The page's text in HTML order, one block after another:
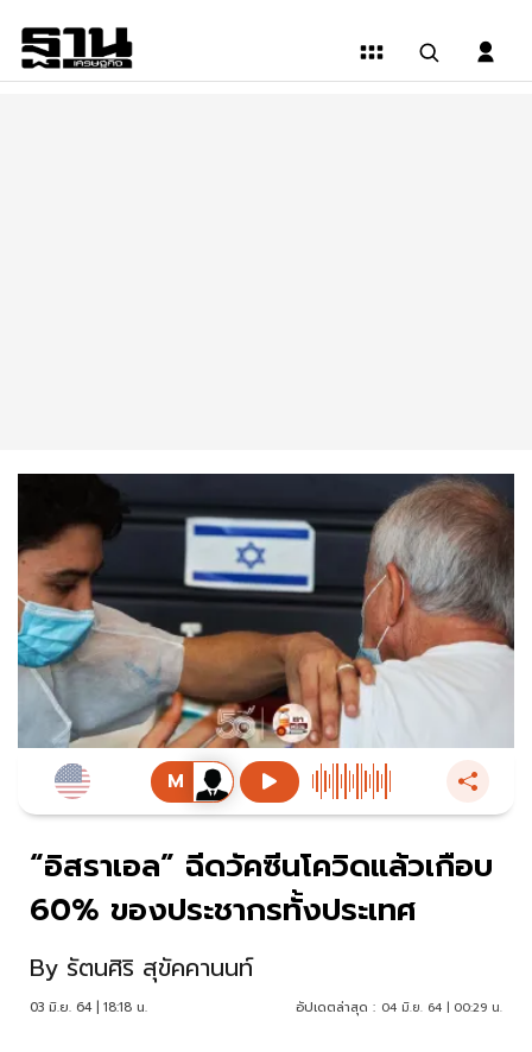
“อิสราเอล” ฉีดวัคซีนโควิดแล้วเกือบ
60% ของประชากรทั้งประเทศ
By รัตนศิริ สุขัคคานนท์
03 มิ.ย. 64 | 18:18 น. อัปเดตล่าสุด : 04 มิ.ย. 64 | 00:29 น.